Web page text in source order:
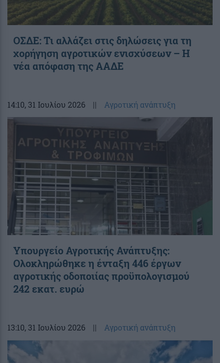
ΟΣΔΕ: Τι αλλάζει στις δηλώσεις για τη
χορήγηση αγροτικών ενισχύσεων – H
νέα απόφαση της ΑΑΔΕ
14:10, 31 Ιουλίου 2026 || Αγροτική ανάπτυξη
Υπουργείο Αγροτικής Ανάπτυξης:
Ολοκληρώθηκε η ένταξη 446 έργων
αγροτικής οδοποιίας προϋπολογισμού
242 εκατ. ευρώ
13:10, 31 Ιουλίου 2026 || Αγροτική ανάπτυξη